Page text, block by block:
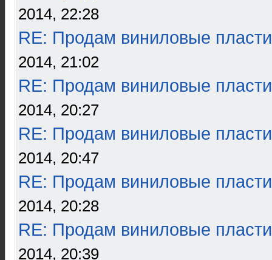
2014, 22:28
RE: Продам виниловые
2014, 21:02
RE: Продам виниловые
2014, 20:27
RE: Продам виниловые
2014, 20:47
RE: Продам виниловые
2014, 20:28
RE: Продам виниловые
2014, 20:39